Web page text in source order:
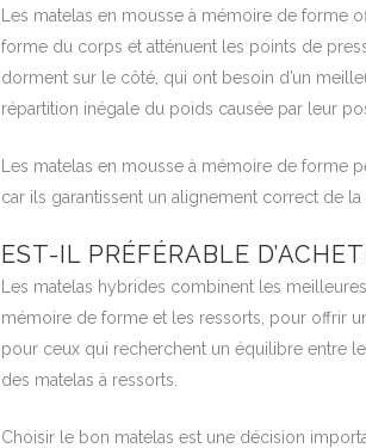
Les matelas en mousse à mémoire de forme
forme du corps et atténuent les points de
dorment sur le côté, qui ont besoin d’un
répartition inégale du poids causée par leur
Les matelas en mousse à mémoire de forme
car ils garantissent un alignement correct de
EST-IL PRÉFÉRABLE
Les matelas hybrides combinent les
mémoire de forme et les ressorts, pour offrir
pour ceux qui recherchent un équilibre entre
des matelas à ressorts.
Choisir le bon matelas est une décision